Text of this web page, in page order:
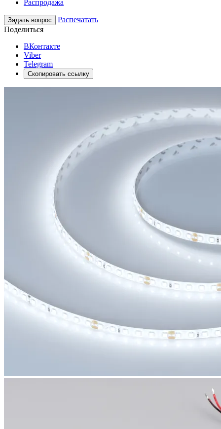
Распродажа
Задать вопрос
Распечатать
Поделиться
ВКонтакте
Viber
Telegram
Скопировать ссылку